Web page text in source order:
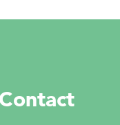
Contact